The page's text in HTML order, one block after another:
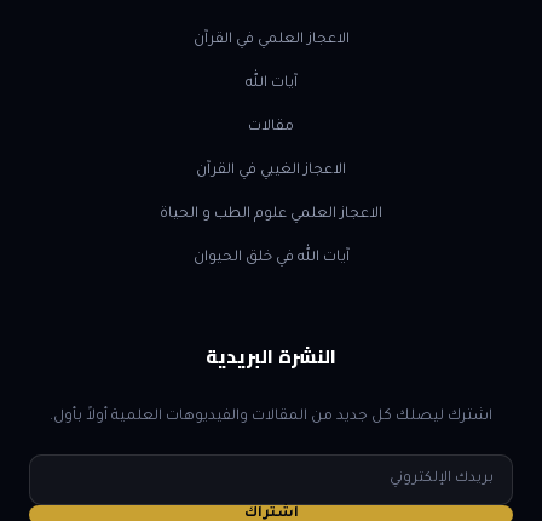
الاعجاز العلمي في القرآن
آيات الله
مقالات
الاعجاز الغيبي في القرآن
الاعجاز العلمي علوم الطب و الحياة
آيات الله في خلق الحيوان
النشرة البريدية
اشترك ليصلك كل جديد من المقالات والفيديوهات العلمية أولاً بأول.
البريد
الإلكتروني
اشتراك